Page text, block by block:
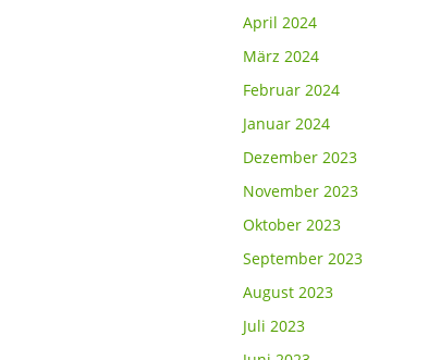
April 2024
März 2024
Februar 2024
Januar 2024
Dezember 2023
November 2023
Oktober 2023
September 2023
August 2023
Juli 2023